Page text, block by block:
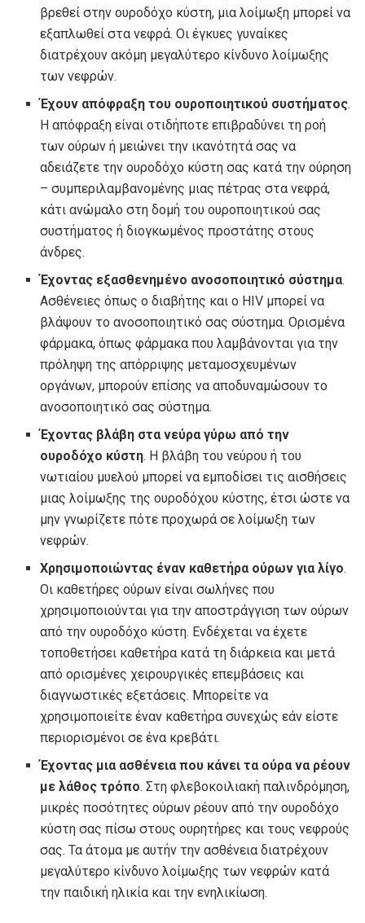
βρεθεί στην ουροδόχο κύστη, μια λοίμωξη μπορεί να
εξαπλωθεί στα νεφρά. Οι έγκυες γυναίκες
διατρέχουν ακόμη μεγαλύτερο κίνδυνο λοίμωξης
των νεφρών.
Έχουν απόφραξη του ουροποιητικού συστήματος.
Η απόφραξη είναι οτιδήποτε επιβραδύνει τη ροή
των ούρων ή μειώνει την ικανότητά σας να
αδειάζετε την ουροδόχο κύστη σας κατά την ούρηση
– συμπεριλαμβανομένης μιας πέτρας στα νεφρά,
κάτι ανώμαλο στη δομή του ουροποιητικού σας
συστήματος ή διογκωμένος προστάτης στους
άνδρες.
Έχοντας εξασθενημένο ανοσοποιητικό σύστημα.
Ασθένειες όπως ο διαβήτης και ο HIV μπορεί να
βλάψουν το ανοσοποιητικό σας σύστημα. Ορισμένα
φάρμακα, όπως φάρμακα που λαμβάνονται για την
πρόληψη της απόρριψης μεταμοσχευμένων
οργάνων, μπορούν επίσης να αποδυναμώσουν το
ανοσοποιητικό σας σύστημα.
Έχοντας βλάβη στα νεύρα γύρω από την
ουροδόχο κύστη. Η βλάβη του νεύρου ή του
νωτιαίου μυελού μπορεί να εμποδίσει τις αισθήσεις
μιας λοίμωξης της ουροδόχου κύστης, έτσι ώστε να
μην γνωρίζετε πότε προχωρά σε λοίμωξη των
νεφρών.
Χρησιμοποιώντας έναν καθετήρα ούρων για λίγο.
Οι καθετήρες ούρων είναι σωλήνες που
χρησιμοποιούνται για την αποστράγγιση των ούρων
από την ουροδόχο κύστη. Ενδέχεται να έχετε
τοποθετήσει καθετήρα κατά τη διάρκεια και μετά
από ορισμένες χειρουργικές επεμβάσεις και
διαγνωστικές εξετάσεις. Μπορείτε να
χρησιμοποιείτε έναν καθετήρα συνεχώς εάν είστε
περιορισμένοι σε ένα κρεβάτι.
Έχοντας μια ασθένεια που κάνει τα ούρα να ρέουν
με λάθος τρόπο. Στη φλεβοκοιλιακή παλινδρόμηση,
μικρές ποσότητες ούρων ρέουν από την ουροδόχο
κύστη σας πίσω στους ουρητήρες και τους νεφρούς
σας. Τα άτομα με αυτήν την ασθένεια διατρέχουν
μεγαλύτερο κίνδυνο λοίμωξης των νεφρών κατά
την παιδική ηλικία και την ενηλικίωση.